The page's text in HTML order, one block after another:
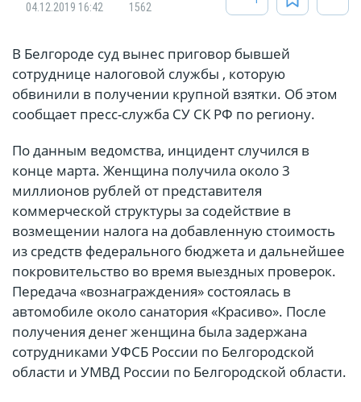
04.12.2019 16:42
1562
​​​​​​В Белгороде суд вынес приговор бывшей
сотруднице налоговой службы , которую
обвинили в получении крупной взятки. Об этом
сообщает пресс-служба СУ СК РФ по региону.
По данным ведомства, инцидент случился в
конце марта. Женщина получила около 3
миллионов рублей от представителя
коммерческой структуры за содействие в
возмещении налога на добавленную стоимость
из средств федерального бюджета и дальнейшее
покровительство во время выездных проверок.
Передача «вознаграждения» состоялась в
автомобиле около санатория «Красиво». После
получения денег женщина была задержана
сотрудниками УФСБ России по Белгородской
области и УМВД России по Белгородской области.